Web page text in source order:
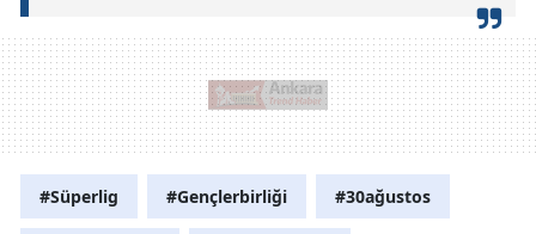
#Süperlig #Gençlerbirliği #30ağustos